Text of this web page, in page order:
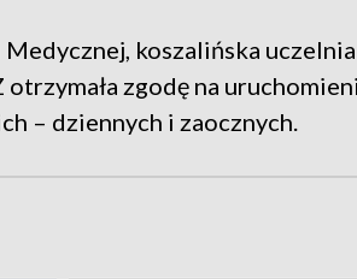
koszalińska uczelnia
zgodę na
– dziennych i zaocznych.